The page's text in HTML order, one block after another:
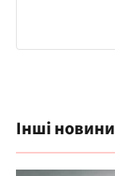
Інші новини